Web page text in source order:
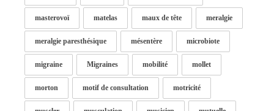
masterovoï matelas maux de tête meralgie
meralgie paresthésique mésentère microbiote
migraine Migraines mobilité mollet
morton motif de consultation motricité